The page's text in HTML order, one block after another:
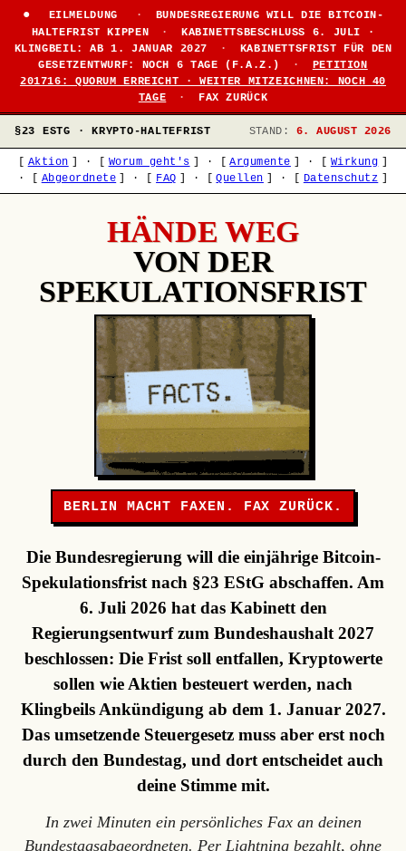
EILMELDUNG ·
BUNDESREGIERUNG WILL DIE BITCOIN-
HALTEFRIST KIPPEN
·
KABINETTSBESCHLUSS 6. JULI ·
KLINGBEIL: AB 1. JANUAR 2027
·
KABINETTSFRIST FÜR DEN
GESETZENTWURF: NOCH 6 TAGE (F.A.Z.)
·
PETITION
201716: QUORUM ERREICHT · WEITER MITZEICHNEN: NOCH 40
TAGE
· FAX ZURÜCK
§23 ESTG · KRYPTO-HALTEFRIST STAND: 6. AUGUST 2026
Aktion · Worum geht's · Argumente · Wirkung
·
Abgeordnete · FAQ · Quellen · Datenschutz
HÄNDE WEG
VON DER
SPEKULATIONSFRIST
BERLIN MACHT FAXEN. FAX ZURÜCK.
Die Bundesregierung will die einjährige Bitcoin-
Spekulationsfrist nach §23 EStG abschaffen. Am
6. Juli 2026 hat das Kabinett den
Regierungsentwurf zum Bundeshaushalt 2027
beschlossen: Die Frist soll entfallen, Kryptowerte
sollen wie Aktien besteuert werden, nach
Klingbeils Ankündigung ab dem 1. Januar 2027.
Das umsetzende Steuergesetz muss aber erst noch
durch den Bundestag, und dort entscheidet auch
deine Stimme mit.
In zwei Minuten ein persönliches Fax an deinen
Bundestagsabgeordneten. Per Lightning bezahlt, ohne